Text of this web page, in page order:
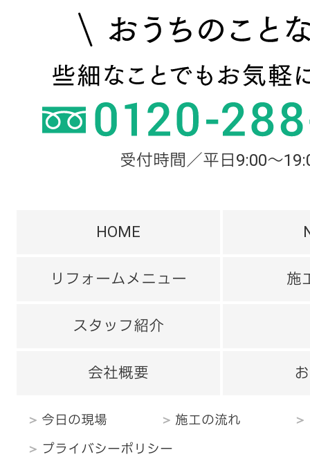
受付時間／平日9:00～
HOME
リフォームメニュー 施
スタッフ紹介
会社概要
今日の現場 施工の流れ
プライバシーポリシー